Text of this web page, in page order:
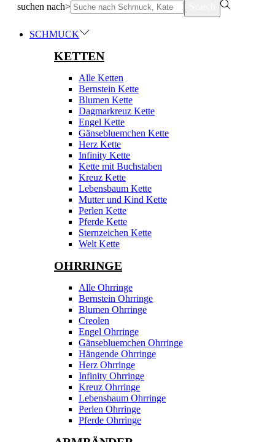
suchen nach>
SCHMUCK
KETTEN
Alle Ketten
Bernstein Kette
Blumen Kette
Dagmarkreuz Kette
Engel Kette
Gänsebluemchen Kette
Herz Kette
Infinity Kette
Kette mit Buchstaben
Kreuz Kette
Lebensbaum Kette
Mutter und Kind Kette
Perlen Kette
Pferde Kette
Sternzeichen Kette
Welt Kette
OHRRINGE
Alle Ohrringe
Bernstein Ohrringe
Blumen Ohrringe
Creolen
Engel Ohrringe
Gänsebluemchen Ohrringe
Hängende Ohrringe
Herz Ohrringe
Infinity Ohrringe
Kreuz Ohrringe
Lebensbaum Ohrringe
Perlen Ohrringe
Pferde Ohrringe